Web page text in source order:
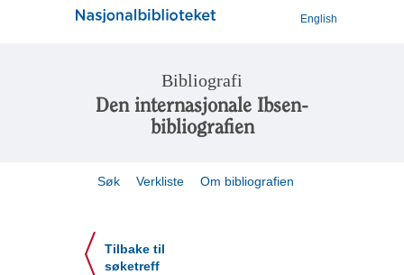
English
Bibliografi
Den internasjonale Ibsen-
bibliografien
Søk Verkliste Om bibliografien
Tilbake til
søketreff